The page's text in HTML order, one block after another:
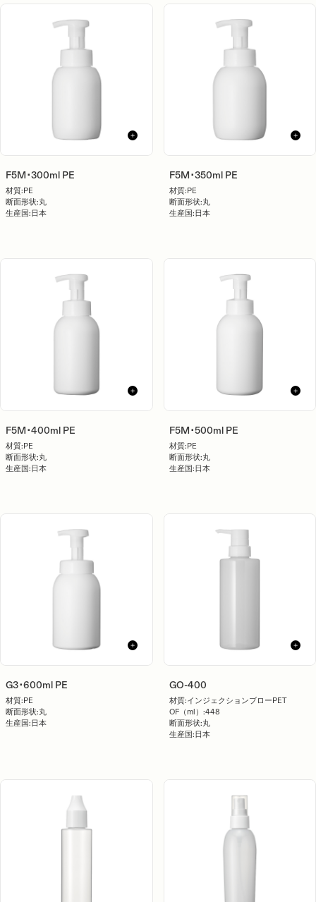
F5M･300ml PE
材質:PE
断面形状:丸
生産国:日本
F5M･350ml PE
材質:PE
断面形状:丸
生産国:日本
F5M･400ml PE
材質:PE
断面形状:丸
生産国:日本
F5M･500ml PE
材質:PE
断面形状:丸
生産国:日本
G3･600ml PE
材質:PE
断面形状:丸
生産国:日本
GO-400
材質:インジェクションブローPET
OF（ml）:448
断面形状:丸
生産国:日本